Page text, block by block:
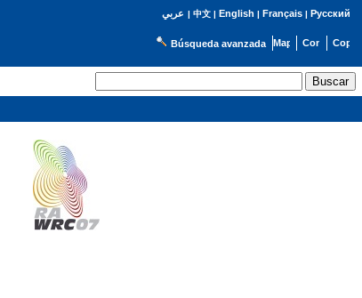
عربي | 中文| English | Français| Русский
Búsqueda avanzada